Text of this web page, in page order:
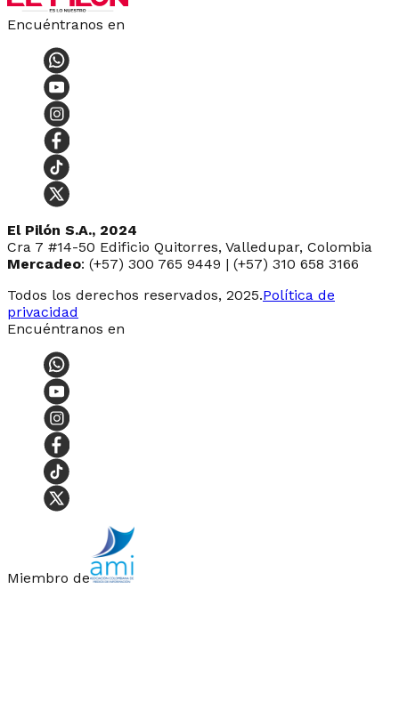
Encuéntranos en
El Pilón S.A., 2024
Cra 7 #14-50 Edificio Quitorres, Valledupar, Colombia
Mercadeo: (+57) 300 765 9449 | (+57) 310 658 3166
Todos los derechos reservados, 2025.Política de
privacidad
Encuéntranos en
Miembro de